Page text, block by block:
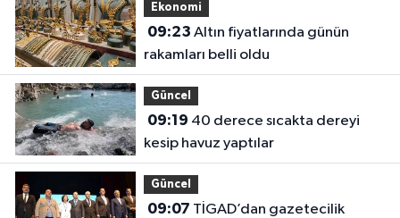
Ekonomi
09:23
rakamları belli oldu
Güncel
09:19
kesip havuz yaptılar
Güncel
09:07